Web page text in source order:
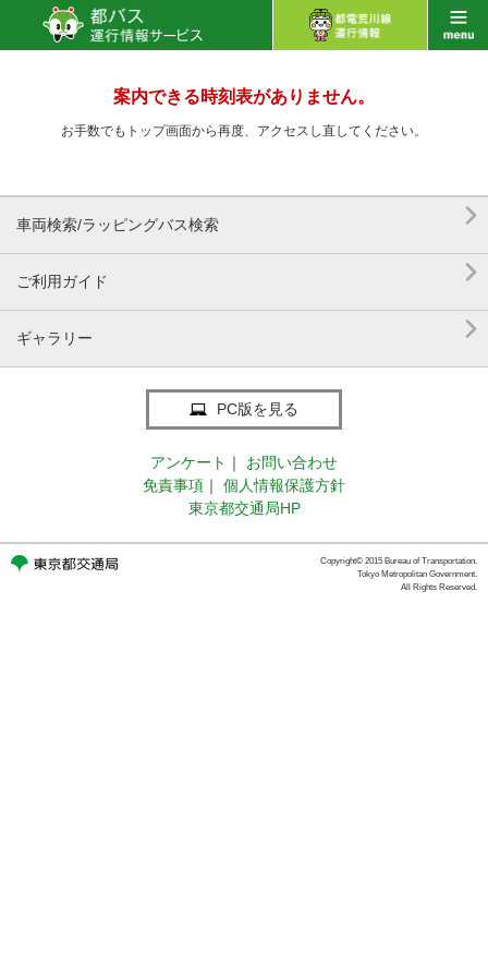
案内できる時刻表がありません。
お手数でもトップ画面から再度、アクセスし直してください。
車両検索/ラッピングバス検索 
ご利用ガイド 
ギャラリー 
PC版を見る
アンケート ｜
お問い合わせ
免責事項 ｜
個人情報保護方針
東京都交通局HP
Copyright© 2015 Bureau of Transportation.
Tokyo Metropolitan Government.
All Rights Reserved.